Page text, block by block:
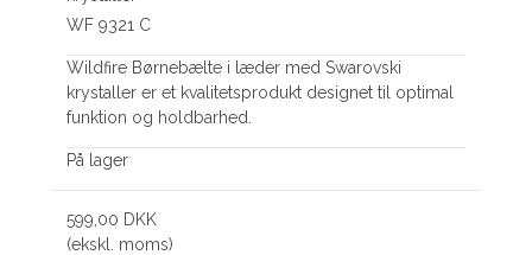
WF 9321 C
Wildfire Børnebælte i læder med Swarovski
krystaller er et kvalitetsprodukt designet til optimal
funktion og holdbarhed.
På lager
599,00 DKK
(ekskl. moms)